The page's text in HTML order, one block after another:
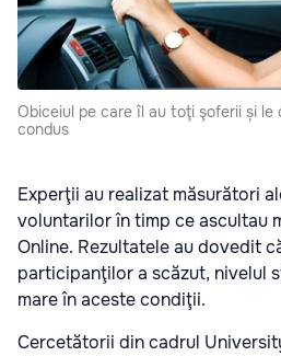
Obiceiul pe care îl au toţi şoferii și le
condus
Experţii au realizat măsurători
voluntarilor în timp ce ascultau
Online. Rezultatele au dovedit
participanţilor a scăzut, nivelul
mare în aceste condiţii.
Cercetătorii din cadrul